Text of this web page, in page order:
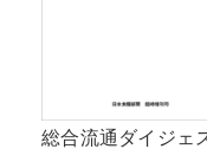
総合流通ダイジェ